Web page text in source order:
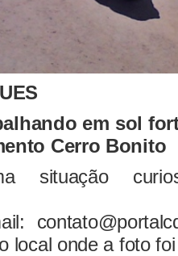
em sol
Cerro Bonito
situação
local onde a foto